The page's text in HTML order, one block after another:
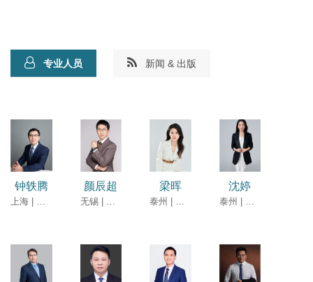
专业人员
钟轶腾 颜辰超 梁晖 沈婷
新闻 & 出版